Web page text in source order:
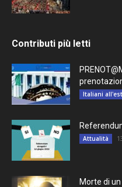
Contributi più letti
Italiani
Attualità
Morte di